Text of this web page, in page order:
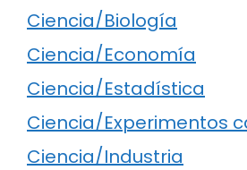
Ciencia/Biología
Ciencia/Economía
Ciencia/Estadística
Ciencia/Experimentos
Ciencia/Industria